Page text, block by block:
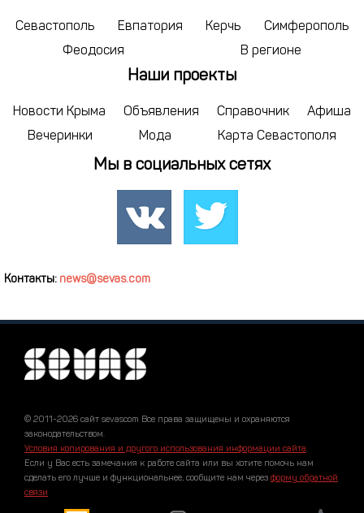
Севастополь Евпатория Керчь
Симферополь
Феодосия
В регионе
Наши проекты
Новости Крыма Объявления Справочник
Афиша
Вечеринки
Мода Карта Севастополя
Мы в социальных сетях
Контакты: news@sevas.com
© 2011-2026 сайт sevascom Все права защищены и охраняются
законодательством.
Условия копирования и другого использования информации сайта.
Если у Вас есть замечания к работе сайта или вы хотите помочь нам
сделать его лучше и функциональнее, сообщите нам через форму обратной
связи